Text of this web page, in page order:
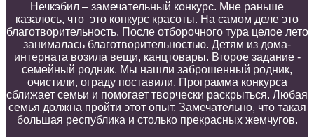
Нечкэбил – замечательный конкурс. Мне раньше
казалось, что это конкурс красоты. На самом деле это
благотворительность. После отборочного тура целое лето
занималась благотворительностью. Детям из дома-
интерната возила вещи, канцтовары. Второе задание -
семейный родник. Мы нашли заброшенный родник,
очистили, ограду поставили. П рограмма конкурса
сближает семьи и помогает творчески раскрыться. Любая
семья должна пройти этот опыт. Замечательно, что такая
большая республика и столько прекрасных жемчугов.